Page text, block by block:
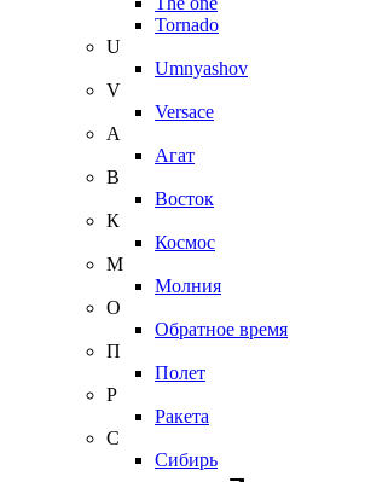
Tornado
U
Umnyashov
V
Versace
А
Агат
В
Восток
К
Космос
М
Молния
О
Обратное время
П
Полет
Р
Ракета
С
Сибирь